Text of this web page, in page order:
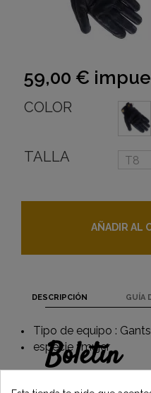
59,00 €
COLOR
TALLA
AÑADIR AL
DESCRIPCIÓN GUÍA
Tipo de equipo :
especie : mujer
Boletín
suscribiéndose y